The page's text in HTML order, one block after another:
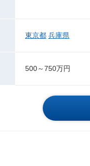
東京都 兵庫県
500～750万円